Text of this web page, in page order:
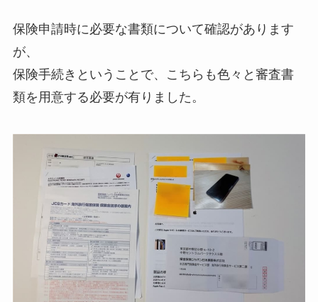
保険申請時に必要な書類について確認があります
が、
保険手続きということで、こちらも色々と審査書
類を用意する必要が有りました。